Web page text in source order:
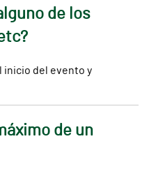
de los
inicio del evento y
de un